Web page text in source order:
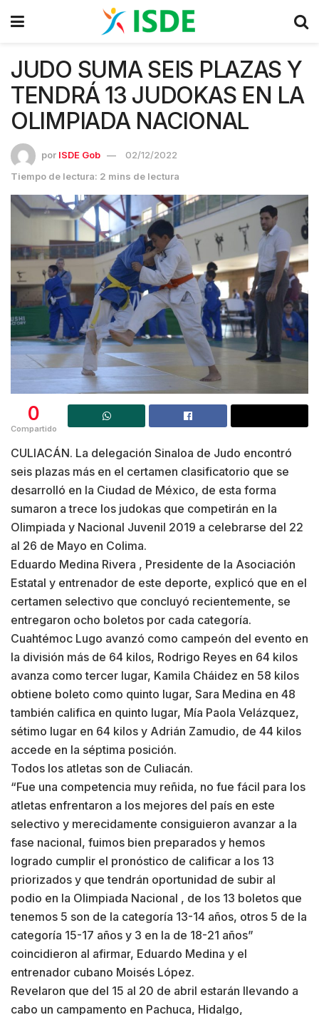
JUDO SUMA SEIS PLAZAS Y
TENDRÁ 13 JUDOKAS EN LA
OLIMPIADA NACIONAL
por ISDE Gob
02/12/2022
Tiempo de lectura: 2 mins de lectura
0
Compartido
CULIACÁN. La delegación Sinaloa de Judo encontró
seis plazas más en el certamen clasificatorio que se
desarrolló en la Ciudad de México, de esta forma
sumaron a trece los judokas que competirán en la
Olimpiada y Nacional Juvenil 2019 a celebrarse del 22
al 26 de Mayo en Colima.
Eduardo Medina Rivera , Presidente de la Asociación
Estatal y entrenador de este deporte, explicó que en el
certamen selectivo que concluyó recientemente, se
entregaron ocho boletos por cada categoría.
Cuahtémoc Lugo avanzó como campeón del evento en
la división más de 64 kilos, Rodrigo Reyes en 64 kilos
avanza como tercer lugar, Kamila Cháidez en 58 kilos
obtiene boleto como quinto lugar, Sara Medina en 48
también califica en quinto lugar, Mía Paola Velázquez,
sétimo lugar en 64 kilos y Adrián Zamudio, de 44 kilos
accede en la séptima posición.
Todos los atletas son de Culiacán.
“Fue una competencia muy reñida, no fue fácil para los
atletas enfrentaron a los mejores del país en este
selectivo y merecidamente consiguieron avanzar a la
fase nacional, fuimos bien preparados y hemos
logrado cumplir el pronóstico de calificar a los 13
priorizados y que tendrán oportunidad de subir al
podio en la Olimpiada Nacional , de los 13 boletos que
tenemos 5 son de la categoría 13-14 años, otros 5 de la
categoría 15-17 años y 3 en la de 18-21 años”
coincidieron al afirmar, Eduardo Medina y el
entrenador cubano Moisés López.
Revelaron que del 15 al 20 de abril estarán llevando a
cabo un campamento en Pachuca, Hidalgo,